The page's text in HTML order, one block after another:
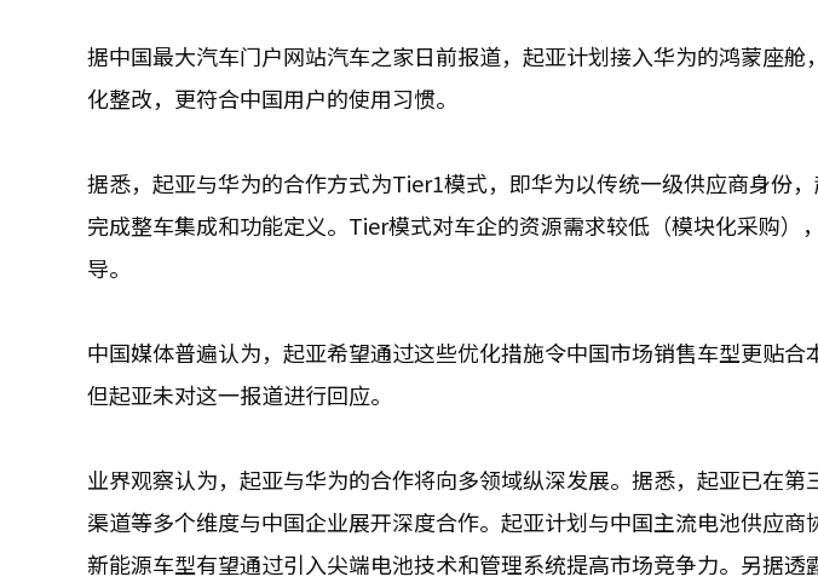
据中国最大汽车门户网站汽车之家日前报道，起亚计划接入华为的鸿蒙座
化整改，更符合中国用户的使用习惯。
据悉，起亚与华为的合作方式为Tier1模式，即华为以传统一级供应商身份，
完成整车集成和功能定义。Tier模式对车企的资源需求较低（模块化采购）
导。
中国媒体普遍认为，起亚希望通过这些优化措施令中国市场销售车型更贴合
但起亚未对这一报道进行回应。
业界观察认为，起亚与华为的合作将向多领域纵深发展。据悉，起亚已在
渠道等多个维度与中国企业展开深度合作。起亚计划与中国主流电池供应商
新能源车型有望通过引入尖端电池技术和管理系统提高市场竞争力。另据